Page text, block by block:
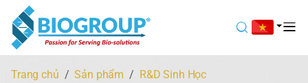
Trang chủ Sản phẩm
R&D Sinh Học